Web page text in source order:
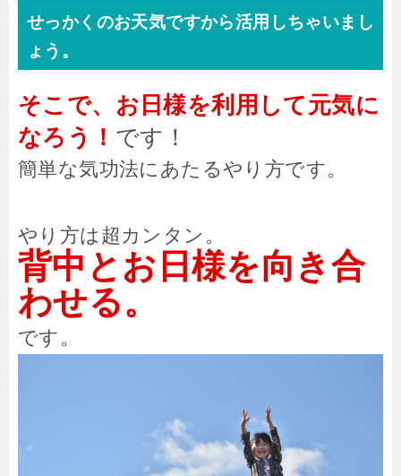
せっかくのお天気ですから活用しちゃいまし
ょう。
そこで、お日様を利用して元気に
なろう！ です！
簡単な気功法にあたるやり方です。
やり方は超カンタン。
背中とお日様を向き合
わせる。
です。